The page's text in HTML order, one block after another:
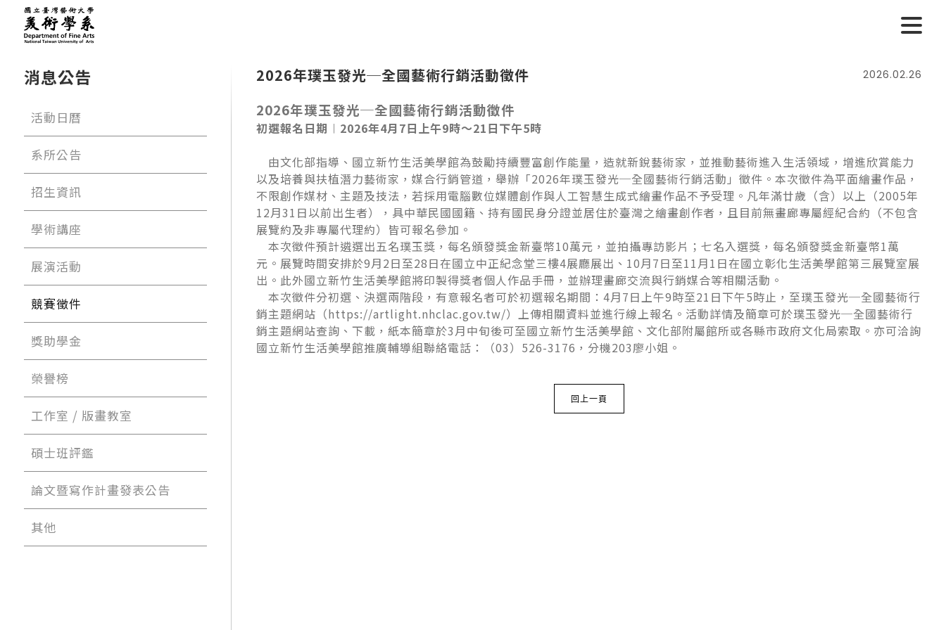
消息公告
活動日曆
系所公告
招生資訊
學術講座
展演活動
競賽徵件
獎助學金
榮譽榜
工作室 / 版畫教室
碩士班評鑑
論文暨寫作計畫發表公告
其他
2026.02.26
2026年璞玉發光─全國藝術行銷活動徵件
2026年璞玉發光─全國藝術行銷活動徵件
初選報名日期︱2026年4月7日上午9時～21日下午5時
由文化部指導、國立新竹生活美學館為鼓勵持續豐富創作能量，造就新銳藝術家，並推動藝術進入生活領域，增進欣賞能力
以及培養與扶植潛力藝術家，媒合行銷管道，舉辦「2026年璞玉發光─全國藝術行銷活動」徵件。本次徵件為平面繪畫作品，
不限創作媒材、主題及技法，若採用電腦數位媒體創作與人工智慧生成式繪畫作品不予受理。凡年滿廿歲（含）以上（2005年
12月31日以前出生者），具中華民國國籍、持有國民身分證並居住於臺灣之繪畫創作者，且目前無畫廊專屬經紀合約（不包含
展覽約及非專屬代理約）皆可報名參加。
本次徵件預計遴選出五名璞玉獎，每名頒發獎金新臺幣10萬元，並拍攝專訪影片；七名入選獎，每名頒發獎金新臺幣1萬
元。展覽時間安排於9月2日至28日在國立中正紀念堂三樓4展廳展出、10月7日至11月1日在國立彰化生活美學館第三展覽室展
出。此外國立新竹生活美學館將印製得獎者個人作品手冊，並辦理畫廊交流與行銷媒合等相關活動。
本次徵件分初選、決選兩階段，有意報名者可於初選報名期間：4月7日上午9時至21日下午5時止，至璞玉發光─全國藝術行
銷主題網站（https://artlight.nhclac.gov.tw/）上傳相關資料並進行線上報名。活動詳情及簡章可於璞玉發光─全國藝術行
銷主題網站查詢、下載，紙本簡章於3月中旬後可至國立新竹生活美學館、文化部附屬館所或各縣市政府文化局索取。亦可洽詢
國立新竹生活美學館推廣輔導組聯絡電話：（03）526-3176，分機203廖小姐。
回上一頁